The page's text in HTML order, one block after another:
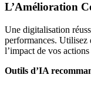
L’Amélioration
Une digitalisation
performances. Utilisez
l’impact de vos
Outils d’IA